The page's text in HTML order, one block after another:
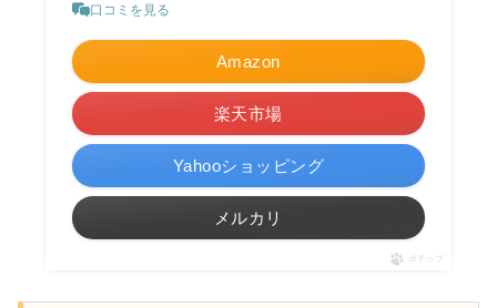
口コミを見る
Amazon
楽天市場
Yahooショッピング
メルカリ
ポチップ